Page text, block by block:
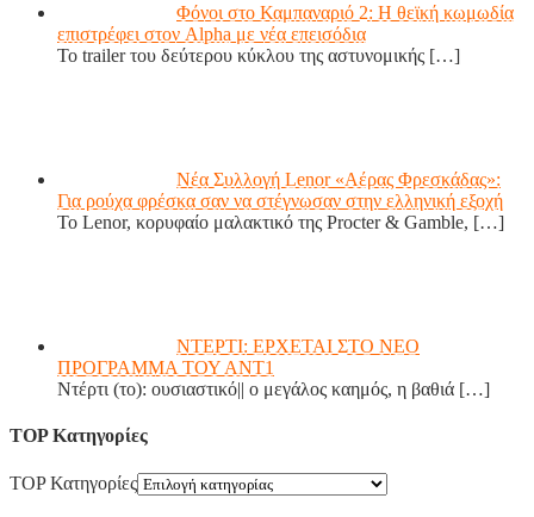
Φόνοι στο Καμπαναριό 2: Η θεϊκή κωμωδία
επιστρέφει στον Alpha με νέα επεισόδια
Το trailer του δεύτερου κύκλου της αστυνομικής […]
Νέα Συλλογή Lenor «Αέρας Φρεσκάδας»:
Για ρούχα φρέσκα σαν να στέγνωσαν στην ελληνική εξοχή
Το Lenor, κορυφαίο μαλακτικό της Procter & Gamble, […]
ΝΤΕΡΤΙ: ΕΡΧΕΤΑΙ ΣΤΟ ΝΕΟ
ΠΡΟΓΡΑΜΜΑ ΤΟΥ ΑΝΤ1
Ντέρτι (το): ουσιαστικό|| ο μεγάλος καημός, η βαθιά […]
TOP Κατηγορίες
TOP Κατηγορίες